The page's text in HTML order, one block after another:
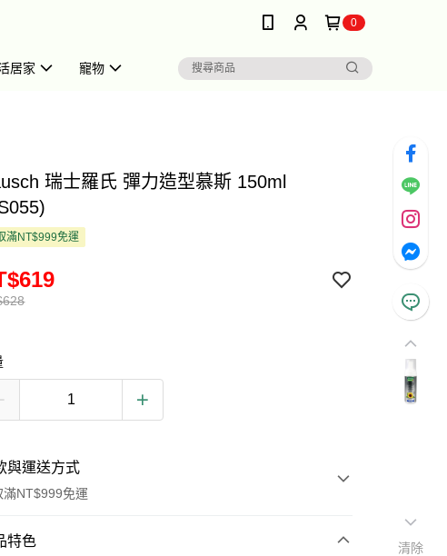
0
居家 寵物
瑞士羅氏 彈力造型慕斯 150ml
滿NT$999免運
與運送方式
滿NT$999免運
方式
特色
清除